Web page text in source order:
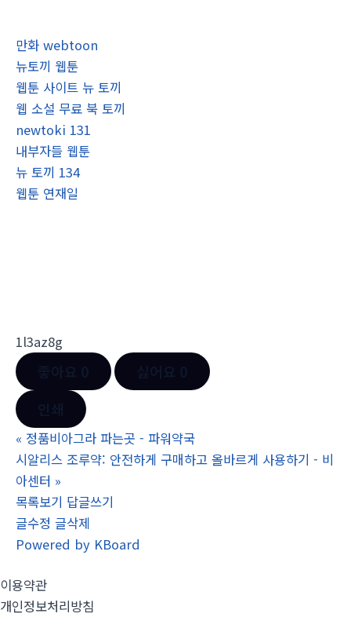
만화 webtoon
뉴토끼 웹툰
웹툰 사이트 뉴 토끼
웹 소설 무료 북 토끼
newtoki 131
내부자들 웹툰
뉴 토끼 134
웹툰 연재일
1l3az8g
« 정품비아그라 파는곳 - 파워약국
시알리스 조루약: 안전하게 구매하고 올바르게 사용하기 - 비
아센터 »
목록보기 답글쓰기
글수정 글삭제
Powered by KBoard
이용약관
개인정보처리방침